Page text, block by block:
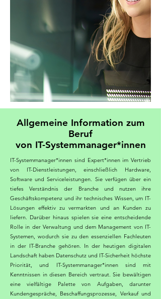
Allgemeine Information zum
Beruf
von IT-Systemmanager*innen
IT-Systemmanager*innen sind Expert*innen im Vertrieb
von IT-Dienstleistungen, einschließlich Hardware,
Software und Serviceleistungen. Sie verfügen über ein
tiefes Verständnis der Branche und nutzen ihre
Geschäftskompetenz und ihr technisches Wissen, um IT-
Lösungen effektiv zu vermarkten und an Kunden zu
liefern. Darüber hinaus spielen sie eine entscheidende
Rolle in der Verwaltung und dem Management von IT-
Systemen, wodurch sie zu den essenziellen Fachleuten
in der IT-Branche gehören. In der heutigen digitalen
Landschaft haben Datenschutz und IT-Sicherheit höchste
Priorität, und IT-Systemmanager*innen sind mit
Kenntnissen in diesen Bereich vertraut. Sie bewältigen
eine vielfältige Palette von Aufgaben, darunter
Kundengespräche, Beschaffungsprozesse, Verkauf und